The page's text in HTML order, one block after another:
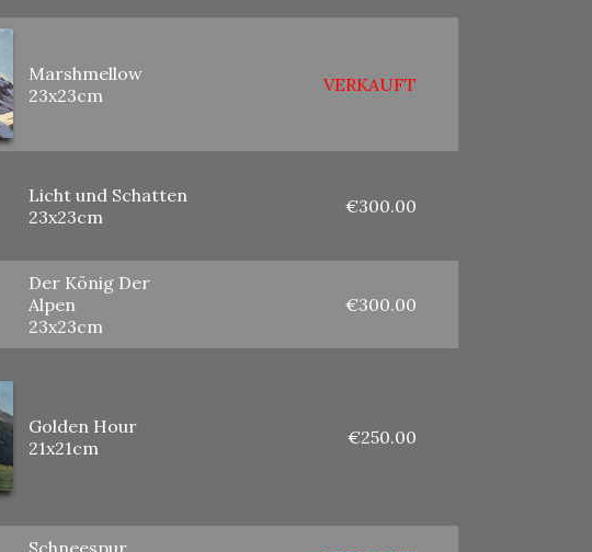
Marshmellow
23x23cm
VERKAUFT
Licht und Schatten
23x23cm
€300.00
Der König Der
Alpen
23x23cm
€300.00
Golden Hour
21x21cm
€250.00
Schneespur